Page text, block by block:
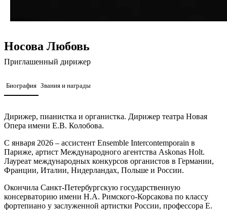
Носова Любовь
Приглашенный дирижер
Биография Звания и награды
Дирижер, пианистка и органистка. Дирижер театра Новая
Опера имени Е.В. Колобова.
С января 2026 – ассистент Ensemble Intercontemporain в
Париже, артист Международного агентства Askonas Holt.
Лауреат международных конкурсов органистов в Германии,
Франции, Италии, Нидерландах, Польше и России.
Окончила Санкт-Петербургскую государственную
консерваторию имени Н.А. Римского-Корсакова по классу
фортепиано у заслуженной артистки России, профессора Е.